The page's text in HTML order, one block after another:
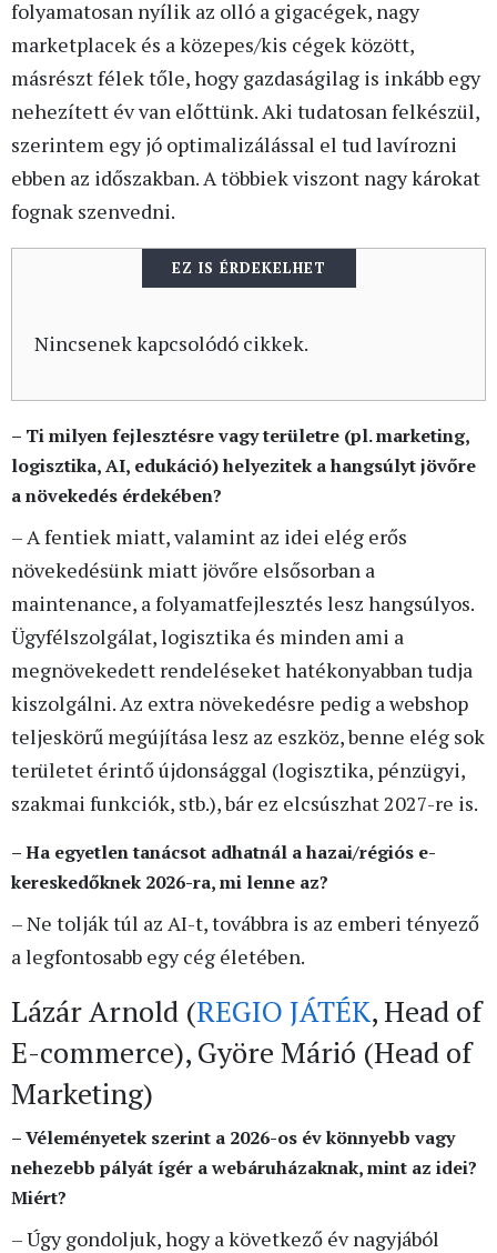
folyamatosan nyílik az olló a gigacégek, nagy
marketplacek és a közepes/kis cégek között,
másrészt félek tőle, hogy gazdaságilag is inkább egy
nehezített év van előttünk. Aki tudatosan felkészül,
szerintem egy jó optimalizálással el tud lavírozni
ebben az időszakban. A többiek viszont nagy károkat
fognak szenvedni.
EZ IS ÉRDEKELHET
Nincsenek kapcsolódó cikkek.
– Ti milyen fejlesztésre vagy területre (pl. marketing,
logisztika, AI, edukáció) helyezitek a hangsúlyt jövőre
a növekedés érdekében?
– A fentiek miatt, valamint az idei elég erős
növekedésünk miatt jövőre elsősorban a
maintenance, a folyamatfejlesztés lesz hangsúlyos.
Ügyfélszolgálat, logisztika és minden ami a
megnövekedett rendeléseket hatékonyabban tudja
kiszolgálni. Az extra növekedésre pedig a webshop
teljeskörű megújítása lesz az eszköz, benne elég sok
területet érintő újdonsággal (logisztika, pénzügyi,
szakmai funkciók, stb.), bár ez elcsúszhat 2027-re is.
– Ha egyetlen tanácsot adhatnál a hazai/régiós e-
kereskedőknek 2026-ra, mi lenne az?
– Ne tolják túl az AI-t, továbbra is az emberi tényező
a legfontosabb egy cég életében.
Lázár Arnold (REGIO JÁTÉK, Head of
E-commerce), Györe Márió (Head of
Marketing)
– Véleményetek szerint a 2026-os év könnyebb vagy
nehezebb pályát ígér a webáruházaknak, mint az idei?
Miért?
– Úgy gondoljuk, hogy a következő év nagyjából